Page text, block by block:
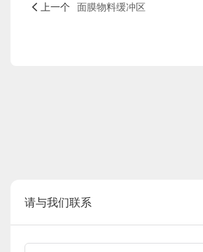
上一个 面膜物料缓冲区
请与我们联系